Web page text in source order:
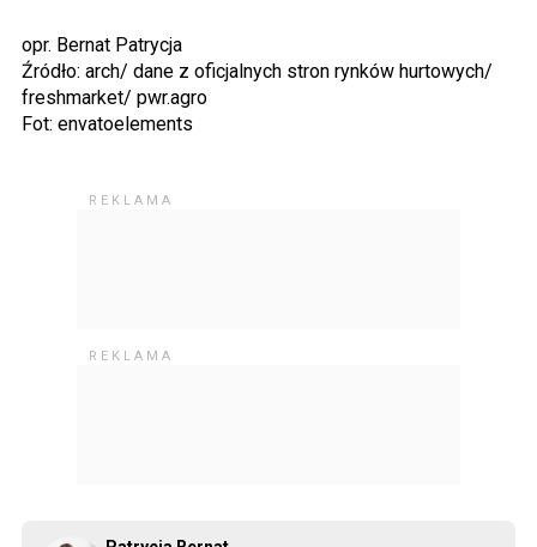
opr. Bernat Patrycja
Źródło: arch/ dane z oficjalnych stron rynków hurtowych/
freshmarket/ pwr.agro
Fot: envatoelements